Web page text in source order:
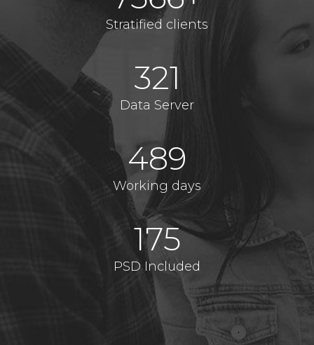
Stratified clients
321
Data Server
489
Working days
175
PSD Included